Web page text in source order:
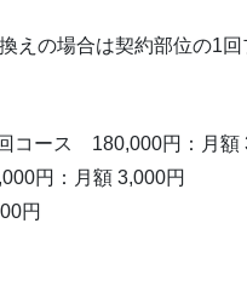
えの場合は契約部位の1
コース 180,000円：月額
円：月額 3,000円
円